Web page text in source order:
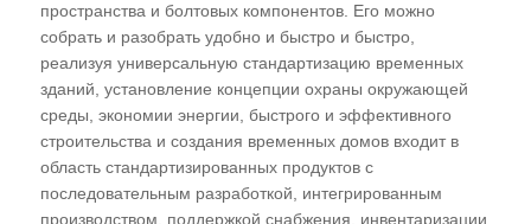
пространства и болтовых компонентов. Его можно
собрать и разобрать удобно и быстро и быстро,
реализуя универсальную стандартизацию временных
зданий, установление концепции охраны окружающей
среды, экономии энергии, быстрого и эффективного
строительства и создания временных домов входит в
область стандартизированных продуктов с
последовательным разработкой, интегрированным
производством, поддержкой снабжения, инвентаризации